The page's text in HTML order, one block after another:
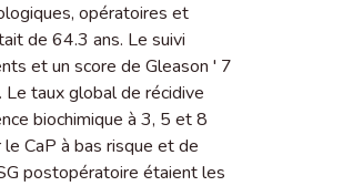
opératoires et
de 64.3 ans. Le suivi
et un score de Gleason ' 7
taux global de récidive
biochimique à 3, 5 et 8
CaP à bas risque et de
postopératoire étaient les